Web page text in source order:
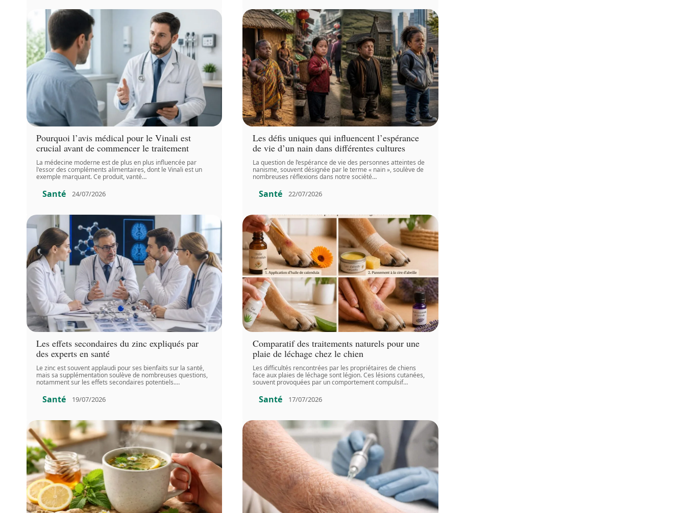
Pourquoi l’avis médical pour le Vinali est
crucial avant de commencer le traitement
La médecine moderne est de plus en plus influencée par
l'essor des compléments alimentaires, dont le Vinali est un
exemple marquant. Ce produit, vanté…
Santé 24/07/2026
Les défis uniques qui influencent l’espérance
de vie d’un nain dans différentes cultures
La question de l’espérance de vie des personnes atteintes de
nanisme, souvent désignée par le terme « nain », soulève de
nombreuses réflexions dans notre société…
Santé 22/07/2026
Les effets secondaires du zinc expliqués par
des experts en santé
Le zinc est souvent applaudi pour ses bienfaits sur la santé,
mais sa supplémentation soulève de nombreuses questions,
notamment sur les effets secondaires potentiels.…
Santé 19/07/2026
Comparatif des traitements naturels pour une
plaie de léchage chez le chien
Les difficultés rencontrées par les propriétaires de chiens
face aux plaies de léchage sont légion. Ces lésions cutanées,
souvent provoquées par un comportement compulsif…
Santé 17/07/2026